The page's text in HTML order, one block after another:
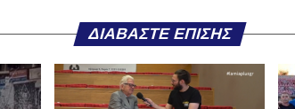
ΔΙΑΒΆΣΤΕ ΕΠΊΣΗΣ